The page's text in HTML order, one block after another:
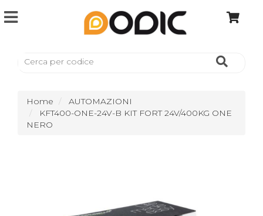
Home
AUTOMAZIONI
KFT400-ONE-24V-B KIT FORT 24V/400KG ONE
NERO